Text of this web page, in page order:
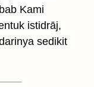
Kami
istidrāj,
sedikit